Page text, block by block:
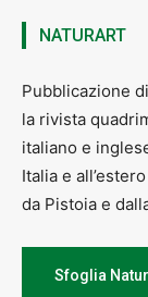
NATURART
Pubblicazione
la rivista
italiano e
Italia e
da Pistoia e
Sfoglia